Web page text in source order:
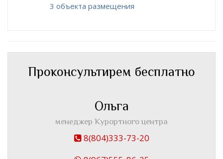
3 объекта размещения
Проконсультирем бесплатно
Ольга
менеджер Курортного центра
8(804)333-73-20